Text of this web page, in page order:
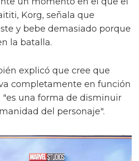
Korg, señala que
y bebe demasiado porque
la batalla.
explicó que cree que
completamente en función
"es una forma de disminuir
del personaje".